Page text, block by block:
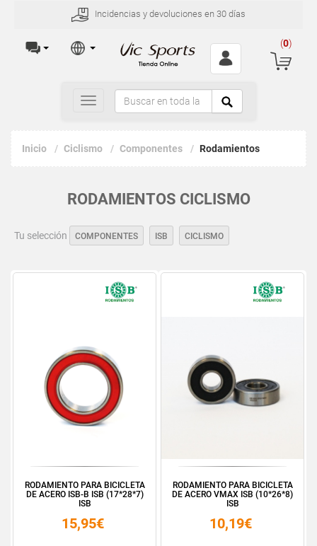
Incidencias y devoluciones en 30 días
(0)
Toggle
navigation
Inicio Ciclismo Componentes Rodamientos
RODAMIENTOS CICLISMO
Tu selección COMPONENTES ISB CICLISMO
RODAMIENTO PARA BICICLETA
DE ACERO ISB-B ISB (17*28*7)
ISB
15,95€
RODAMIENTO PARA BICICLETA
DE ACERO VMAX ISB (10*26*8)
ISB
10,19€